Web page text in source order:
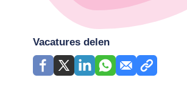
Vacatures delen